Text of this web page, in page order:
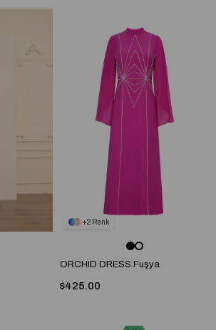
2
ORCHID DRESS Fuşya
$425.00